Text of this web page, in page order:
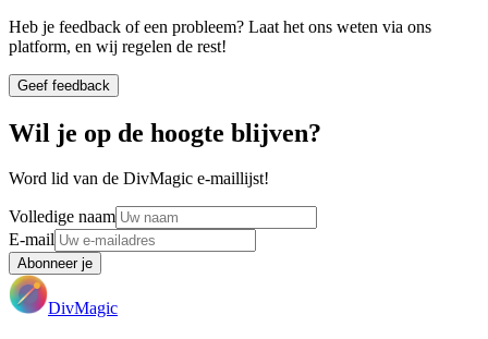
Heb je feedback of een probleem? Laat het ons weten via ons
platform, en wij regelen de rest!
Geef feedback
Wil je op de hoogte blijven?
Word lid van de DivMagic e-maillijst!
Volledige naam
E-mail
Abonneer je
DivMagic